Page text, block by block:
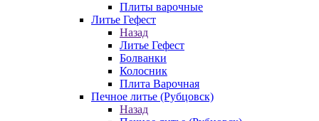
Плиты варочные
Литье Гефест
Назад
Литье Гефест
Болванки
Колосник
Плита Варочная
Печное литье (Рубцовск)
Назад